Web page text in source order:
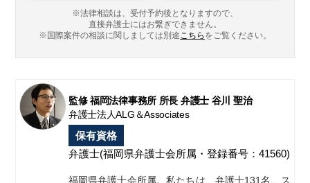
※法律相談は、受付予約後となりますので、
直接弁護士にはお繋ぎできません。
※国際案件の相談に関しましては別途こちら をご覧ください。
監修 福岡法律事務所 所長 弁護士 谷川 聖治
弁護士法人ALG＆Associates
保有資格
弁護士(福岡県弁護士会所属・登録番号：41560)
福岡県弁護士会所属。私たちは、弁護士131名、ス